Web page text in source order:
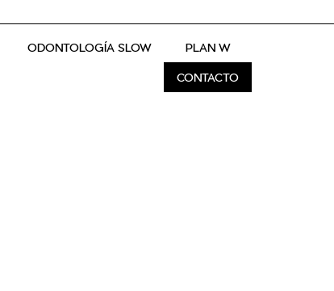
ODONTOLOGÍA SLOW PLAN W
CONTACTO